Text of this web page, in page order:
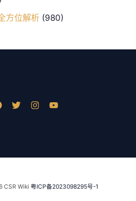
方位解析(980)
CSR Wiki 粤ICP备2023098295号-1